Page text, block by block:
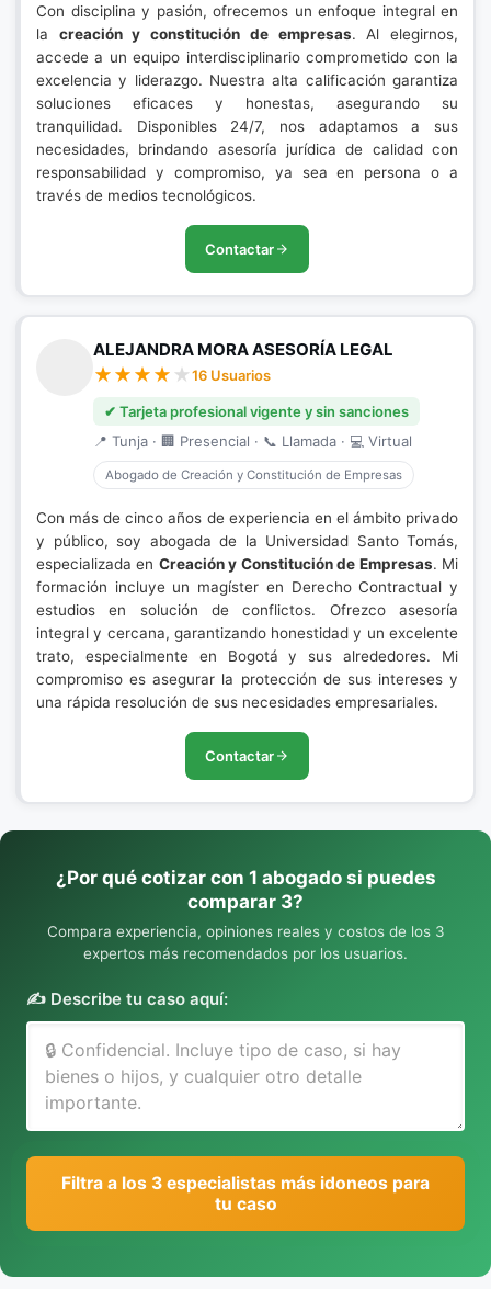
Con disciplina y pasión, ofrecemos un enfoque integral en
la creación y constitución de empresas. Al elegirnos,
accede a un equipo interdisciplinario comprometido con la
excelencia y liderazgo. Nuestra alta calificación garantiza
soluciones eficaces y honestas, asegurando su
tranquilidad. Disponibles 24/7, nos adaptamos a sus
necesidades, brindando asesoría jurídica de calidad con
responsabilidad y compromiso, ya sea en persona o a
través de medios tecnológicos.
Contactar
ALEJANDRA MORA ASESORÍA LEGAL
16 Usuarios
✔ Tarjeta profesional vigente y sin sanciones
📍 Tunja · 🏢 Presencial · 📞 Llamada · 💻 Virtual
Abogado de Creación y Constitución de Empresas
Con más de cinco años de experiencia en el ámbito privado
y público, soy abogada de la Universidad Santo Tomás,
especializada en Creación y Constitución de Empresas. Mi
formación incluye un magíster en Derecho Contractual y
estudios en solución de conflictos. Ofrezco asesoría
integral y cercana, garantizando honestidad y un excelente
trato, especialmente en Bogotá y sus alrededores. Mi
compromiso es asegurar la protección de sus intereses y
una rápida resolución de sus necesidades empresariales.
Contactar
¿Por qué cotizar con 1 abogado si puedes
comparar 3?
Compara experiencia, opiniones reales y costos de los 3
expertos más recomendados por los usuarios.
✍️ Describe tu caso aquí:
Filtra a los 3 especialistas más idoneos para
tu caso